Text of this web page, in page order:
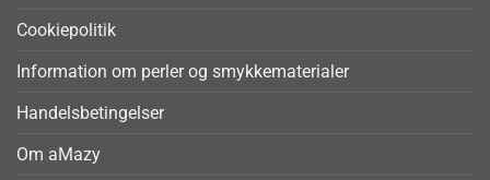
Cookiepolitik
Information om perler og smykkematerialer
Handelsbetingelser
Om aMazy